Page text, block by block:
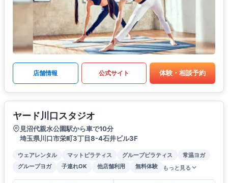
店舗情報 公式サイト 体験・相談予約
ヤード川口スタジオ
見沼代親水公園駅から車で10分
埼玉県川口市栄町3丁目8-4石井ビル3F
ウェアレンタル マットピラティス グループピラティス
常温ヨガ
グループヨガ
子連れOK 他店舗利用 無料体験 もっと見る